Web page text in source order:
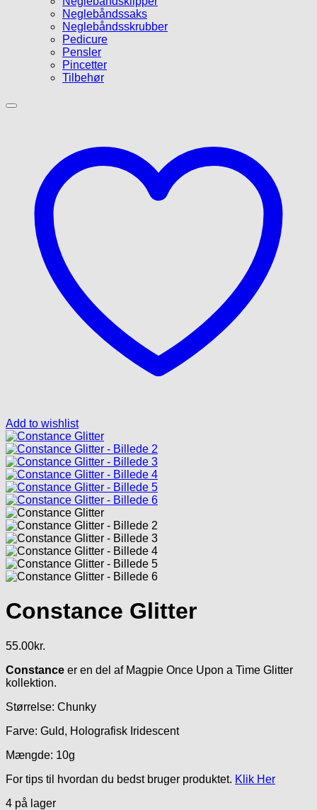
Neglebåndssaks
Neglebåndsskrubber
Pedicure
Pensler
Pincetter
Tilbehør
Add to wishlist
Constance Glitter
55.00kr.
Constance er en del af Magpie Once Upon a Time Glitter
kollektion.
Størrelse: Chunky
Farve: Guld, Holografisk Iridescent
Mængde: 10g
For tips til hvordan du bedst bruger produktet. Klik Her
4 på lager